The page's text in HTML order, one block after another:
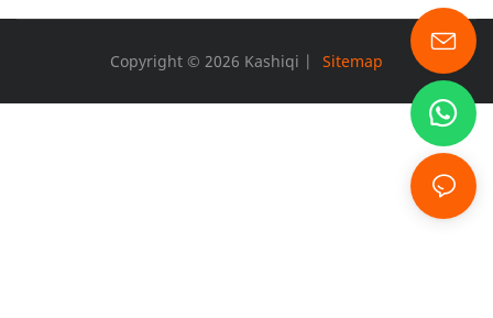
Copyright © 2026 Kashiqi | Sitemap